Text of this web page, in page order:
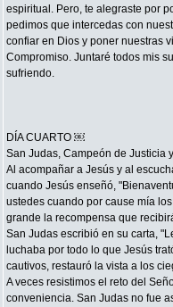
espiritual. Pero, te alegraste por
pedimos que intercedas con
confiar en Dios y poner nuestras
Compromiso. Juntaré todos mis
sufriendo.
DÍA CUARTO ￼
San Judas, Campeón de Justicia
Al acompañar a Jesús y al
cuando Jesús enseñó,
ustedes cuando por cause mía
grande la recompensa que
San Judas escribió en su carta,
luchaba por todo lo que Jesús
cautivos, restauró la vista a los
A veces resistimos el reto del
conveniencia. San Judas no fue